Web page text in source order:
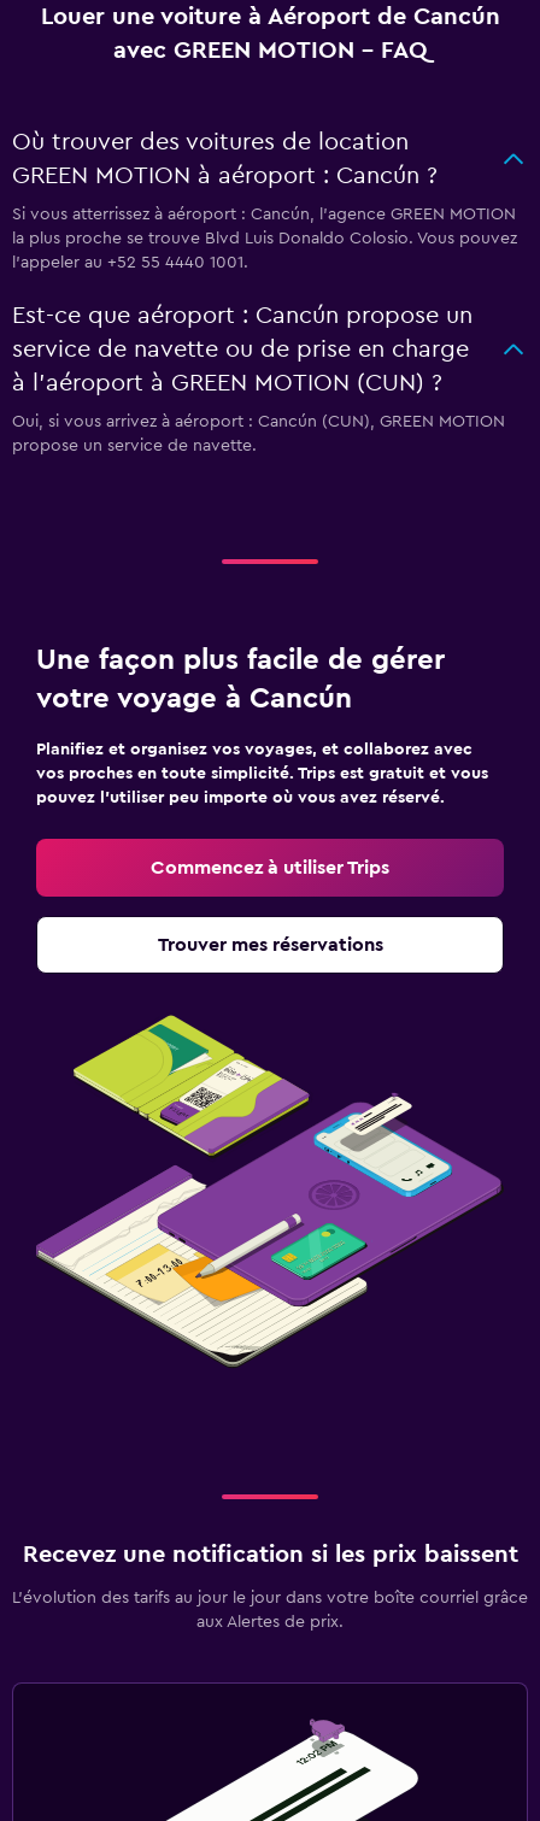
Louer une voiture à Aéroport de Cancún
avec GREEN MOTION - FAQ
Où trouver des voitures de location
GREEN MOTION à aéroport : Cancún ?
Si vous atterrissez à aéroport : Cancún, l’agence GREEN MOTION
la plus proche se trouve Blvd Luis Donaldo Colosio. Vous pouvez
l’appeler au +52 55 4440 1001.
Est-ce que aéroport : Cancún propose un
service de navette ou de prise en charge
à l’aéroport à GREEN MOTION (CUN) ?
Oui, si vous arrivez à aéroport : Cancún (CUN), GREEN MOTION
propose un service de navette.
Une façon plus facile de gérer
votre voyage à Cancún
Planifiez et organisez vos voyages, et collaborez avec
vos proches en toute simplicité. Trips est gratuit et vous
pouvez l’utiliser peu importe où vous avez réservé.
Commencez à utiliser Trips
Trouver mes réservations
Recevez une notification si les prix baissent
L’évolution des tarifs au jour le jour dans votre boîte courriel grâce
aux Alertes de prix.